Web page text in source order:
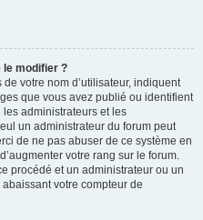
le modifier ?
votre nom d’utilisateur, indiquent
que vous avez publié ou identifient
administrateurs et les
un administrateur du forum peut
de ne pas abuser de ce système en
votre rang sur le forum.
procédé et un administrateur ou un
votre compteur de